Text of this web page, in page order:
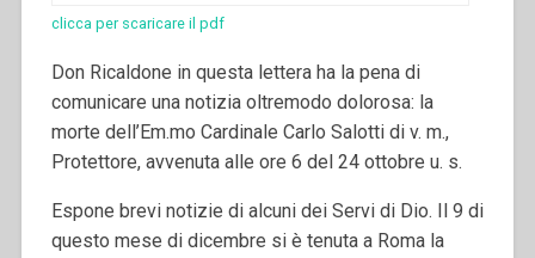
clicca per scaricare il pdf
Don Ricaldone in questa lettera ha la pena di
comunicare una notizia oltremodo dolorosa: la
morte dell’Em.mo Cardinale Carlo Salotti di v. m.,
Protettore, avvenuta alle ore 6 del 24 ottobre u. s.
Espone brevi notizie di alcuni dei Servi di Dio. Il 9 di
questo mese di dicembre si è tenuta a Roma la